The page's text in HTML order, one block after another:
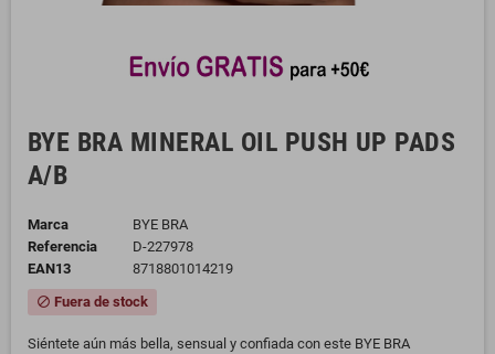
BYE BRA MINERAL OIL PUSH UP PADS
A/B
Marca
BYE BRA
Referencia
D-227978
EAN13
8718801014219
block Fuera de stock
Siéntete aún más bella, sensual y confiada con este BYE BRA